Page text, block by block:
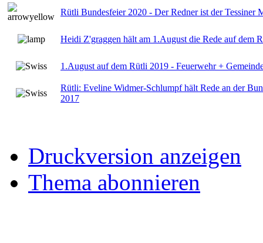
Rütli Bundesfeier 2020 - Der Redner ist der Tessiner
Heidi Z'graggen hält am 1.August die Rede auf dem
1.August auf dem Rütli 2019 - Feuerwehr +
Rütli: Eveline Widmer-Schlumpf hält Rede an der
2017
Druckversion anzeigen
Thema abonnieren